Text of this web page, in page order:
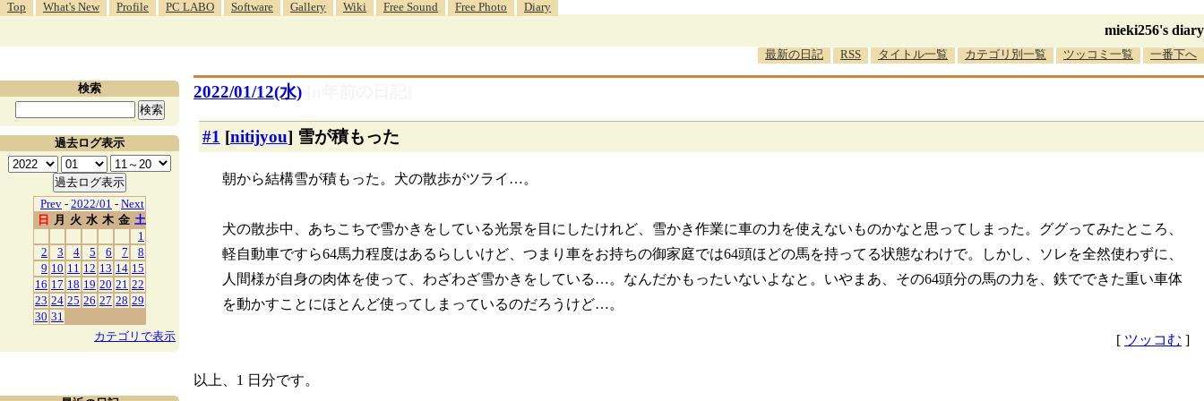
Top What's New Profile PC LABO Software Gallery Wiki Free Sound Free Photo Diary
mieki256's diary
最新の日記 RSS タイトル一覧 カテゴリ別一覧 ツッコミ一覧 一番下へ
2022/01/12(水)
#1 [nitijyou] 雪が積もった
朝から結構雪が積もった。犬の散歩がツライ…。
犬の散歩中、あちこちで雪かきをしている光景を目にしたけれど、雪かき作業に車の力を使えないものかなと思ってしまった。ググってみたところ、
軽自動車ですら64馬力程度はあるらしいけど、つまり車をお持ちの御家庭では64頭ほどの馬を持ってる状態なわけで。しかし、ソレを全然使わずに、
人間様が自身の肉体を使って、わざわざ雪かきをしている…。なんだかもったいないよなと。いやまあ、その64頭分の馬の力を、鉄でできた重い車体
を動かすことにほとんど使ってしまっているのだろうけど…。
[ ツッコむ ]
以上、1 日分です。
検索
過去ログ表示
Prev - 2022/01 - Next
日
月 火 水 木 金 土
1
2
3 4 5 6 7
8
9 10 11 12 13 14 15
16 17 18 19 20 21 22
23 24 25 26 27 28 29
30 31
カテゴリで表示